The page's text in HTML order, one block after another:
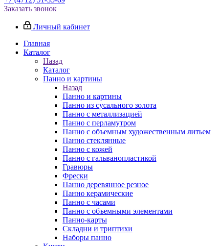
Заказать звонок
Личный кабинет
Главная
Каталог
Назад
Каталог
Панно и картины
Назад
Панно и картины
Панно из сусального золота
Панно с металлизацией
Панно с перламутром
Панно с объемным художественным литьем
Панно стеклянные
Панно с кожей
Панно с гальванопластикой
Гравюры
Фрески
Панно деревянное резное
Панно керамические
Панно с часами
Панно с объемными элементами
Панно-карты
Складни и триптихи
Наборы панно